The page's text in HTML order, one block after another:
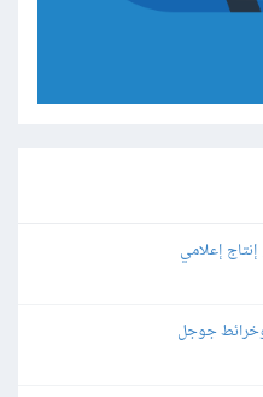
إعلامي